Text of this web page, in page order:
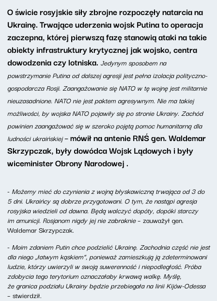
O świcie rosyjskie siły zbrojne rozpoczęły natarcia na
Ukrainę. Trwające uderzenia wojsk Putina to operacja
zaczepna, której pierwszą fazę stanowią ataki na takie
obiekty infrastruktury krytycznej jak wojsko, centra
dowodzenia czy lotniska. Jedynym sposobem na
powstrzymanie Putina od dalszej agresji jest pełna izolacja polityczno-
gospodarcza Rosji. Zaangażowanie się NATOw tę wojnęjest militarnie
nieuzasadnione. NATO nie jest paktem agresywnym. Nie ma takiej
możliwości, by wojska NATO pojawiły się po stronie Ukrainy. Zachód
powinien zaangażować się w szeroko pojętą pomoc humanitarną dla
ludności ukraińskiej– mówiłna antenie RNŚgen. Waldemar
Skrzypczak, były dowódca Wojsk Lądowych i były
wiceminister Obrony Narodowej .
- Możemy mieć do czynienia z wojną błyskawiczną trwająca od 3 do
5 dni. Ukraińcy są dobrze przygotowani. O tym, że nastąpi agresja
rosyjskawiedzieli od dawna. Będą walczyć dopóty, dopóki starczy
im amunicji. Rosjanom nigdy jej nie zabraknie– zauważył gen.
Waldemar Skrzypczak.
- Moim zdaniem Putin chce podzielić Ukrainę. Zachodnia część nie jest
dla niego „łatwym kąskiem”, ponieważ zamieszkują ją zdeterminowani
ludzie, którzy uwierzyli w swoją suwerenność i niepodległość. Próba
zdobycia tego terytorium oznaczałaby krwawą walkę. Myślę,
że granica podziału Ukrainy będzie przebiegała na linii Kijów-Odessa
– stwierdził.